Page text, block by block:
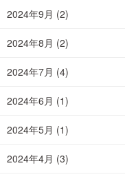
2024年9月 (2)
2024年8月 (2)
2024年7月 (4)
2024年6月 (1)
2024年5月 (1)
2024年4月 (3)